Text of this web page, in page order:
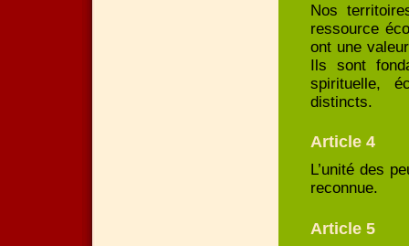
Nos
ressource
ont une
Ils sont
spirituelle,
distincts.
Article 4
L’unité des
reconnue.
Article 5